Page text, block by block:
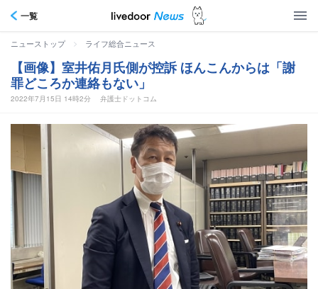
一覧
ニューストップ > ライフ総合ニュース
【画像】室井佑月氏側が控訴 ほんこんからは「謝
罪どころか連絡もない」
2022年7月15日 14時2分 弁護士ドットコム